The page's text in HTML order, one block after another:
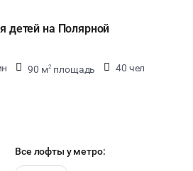
детей на Полярной
90 м2 площадь
40 чел
Все лофты у метро: